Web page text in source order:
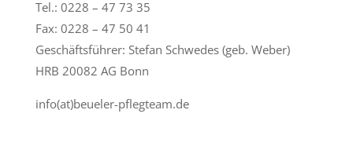
Tel.: 0228 – 47 73 35
Fax: 0228 – 47 50 41
Geschäftsführer: Stefan Schwedes (geb. Weber)
HRB 20082 AG Bonn
info(at)beueler-pflegteam.de